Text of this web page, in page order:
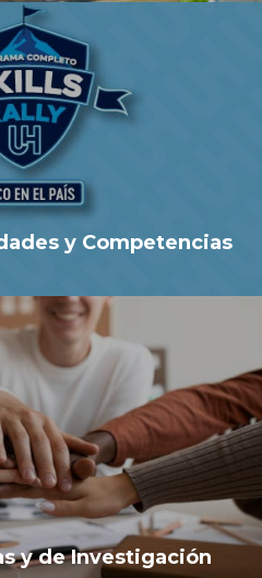
y Competencias
y de Investigación